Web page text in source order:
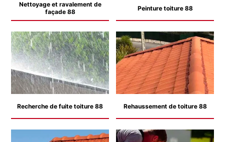
Nettoyage et ravalement de
façade 88
Peinture toiture 88
Recherche de fuite toiture 88 Rehaussement de toiture 88